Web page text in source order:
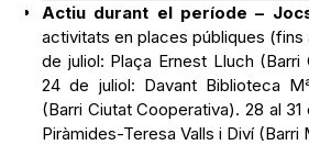
Actiu durant el període –
activitats en places públiques (fins
de juliol: Plaça Ernest Lluch (Barri
24 de juliol: Davant Biblioteca
(Barri Ciutat Cooperativa). 28 al
Piràmides-Teresa Valls i Diví (Barri